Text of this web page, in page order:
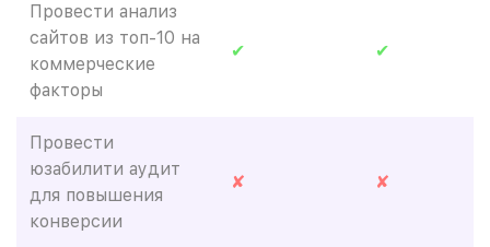
Провести анализ
сайтов из топ-10 на
коммерческие
факторы
✔ ✔
Провести
юзабилити аудит
для повышения
конверсии
✘ ✘